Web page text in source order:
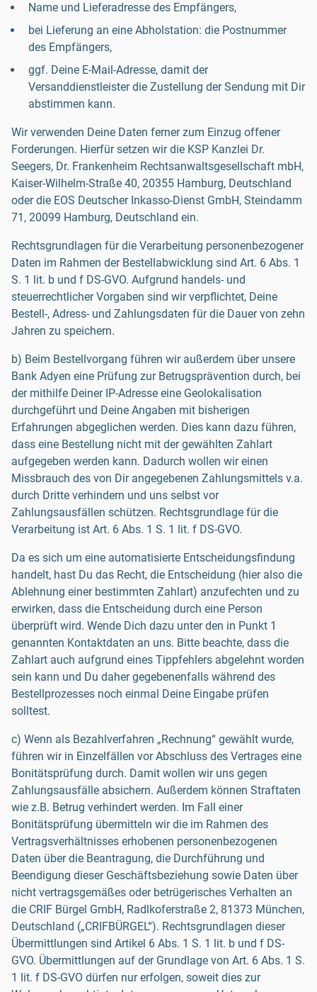
Name und Lieferadresse des Empfängers,
bei Lieferung an eine Abholstation: die Postnummer
des Empfängers,
ggf. Deine E-Mail-Adresse, damit der
Versanddienstleister die Zustellung der Sendung mit Dir
abstimmen kann.
Wir verwenden Deine Daten ferner zum Einzug offener
Forderungen. Hierfür setzen wir die KSP Kanzlei Dr.
Seegers, Dr. Frankenheim Rechtsanwaltsgesellschaft mbH,
Kaiser-Wilhelm-Straße 40, 20355 Hamburg, Deutschland
oder die EOS Deutscher Inkasso-Dienst GmbH, Steindamm
71, 20099 Hamburg, Deutschland ein.
Rechtsgrundlagen für die Verarbeitung personenbezogener
Daten im Rahmen der Bestellabwicklung sind Art. 6 Abs. 1
S. 1 lit. b und f DS-GVO. Aufgrund handels- und
steuerrechtlicher Vorgaben sind wir verpflichtet, Deine
Bestell-, Adress- und Zahlungsdaten für die Dauer von zehn
Jahren zu speichern.
b) Beim Bestellvorgang führen wir außerdem über unsere
Bank Adyen eine Prüfung zur Betrugsprävention durch, bei
der mithilfe Deiner IP-Adresse eine Geolokalisation
durchgeführt und Deine Angaben mit bisherigen
Erfahrungen abgeglichen werden. Dies kann dazu führen,
dass eine Bestellung nicht mit der gewählten Zahlart
aufgegeben werden kann. Dadurch wollen wir einen
Missbrauch des von Dir angegebenen Zahlungsmittels v.a.
durch Dritte verhindern und uns selbst vor
Zahlungsausfällen schützen. Rechtsgrundlage für die
Verarbeitung ist Art. 6 Abs. 1 S. 1 lit. f DS-GVO.
Da es sich um eine automatisierte Entscheidungsfindung
handelt, hast Du das Recht, die Entscheidung (hier also die
Ablehnung einer bestimmten Zahlart) anzufechten und zu
erwirken, dass die Entscheidung durch eine Person
überprüft wird. Wende Dich dazu unter den in Punkt 1
genannten Kontaktdaten an uns. Bitte beachte, dass die
Zahlart auch aufgrund eines Tippfehlers abgelehnt worden
sein kann und Du daher gegebenenfalls während des
Bestellprozesses noch einmal Deine Eingabe prüfen
solltest.
c) Wenn als Bezahlverfahren „Rechnung“ gewählt wurde,
führen wir in Einzelfällen vor Abschluss des Vertrages eine
Bonitätsprüfung durch. Damit wollen wir uns gegen
Zahlungsausfälle absichern. Außerdem können Straftaten
wie z.B. Betrug verhindert werden. Im Fall einer
Bonitätsprüfung übermitteln wir die im Rahmen des
Vertragsverhältnisses erhobenen personenbezogenen
Daten über die Beantragung, die Durchführung und
Beendigung dieser Geschäftsbeziehung sowie Daten über
nicht vertragsgemäßes oder betrügerisches Verhalten an
die CRIF Bürgel GmbH, Radlkoferstraße 2, 81373 München,
Deutschland („CRIFBÜRGEL“). Rechtsgrundlagen dieser
Übermittlungen sind Artikel 6 Abs. 1 S. 1 lit. b und f DS-
GVO. Übermittlungen auf der Grundlage von Art. 6 Abs. 1 S.
1 lit. f DS-GVO dürfen nur erfolgen, soweit dies zur